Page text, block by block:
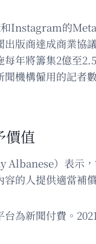
和Instagram的
出版商達成商業協
每年將籌集2億至
聞機構僱用的記者
價值
）表示
的人提供適當補
為新聞付費。